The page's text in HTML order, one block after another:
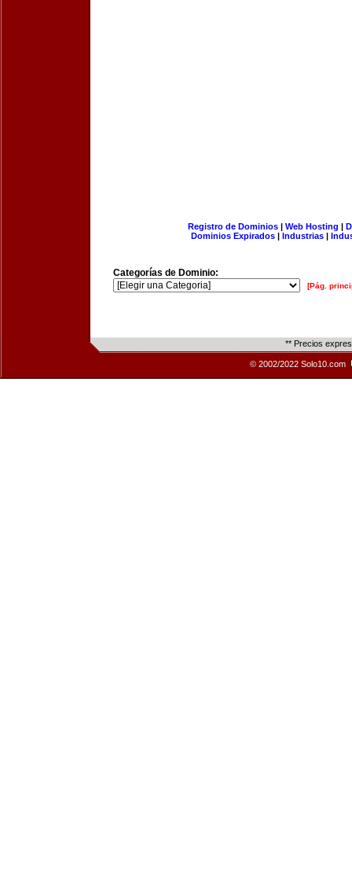
Registro de Dominios| Web Hosting |
Dominios Expirados | Industrias |
Categorías de Dominio:
[Pág.
** Precios
© 2002/2022 Solo10.com